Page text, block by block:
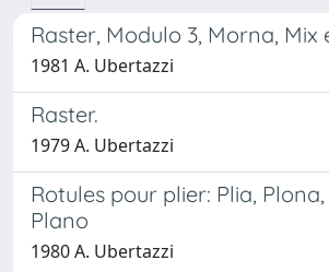
Raster, Modulo 3, Morna, Mix
1981 A. Ubertazzi
Raster.
1979 A. Ubertazzi
Rotules pour plier: Plia,
Plano
1980 A. Ubertazzi